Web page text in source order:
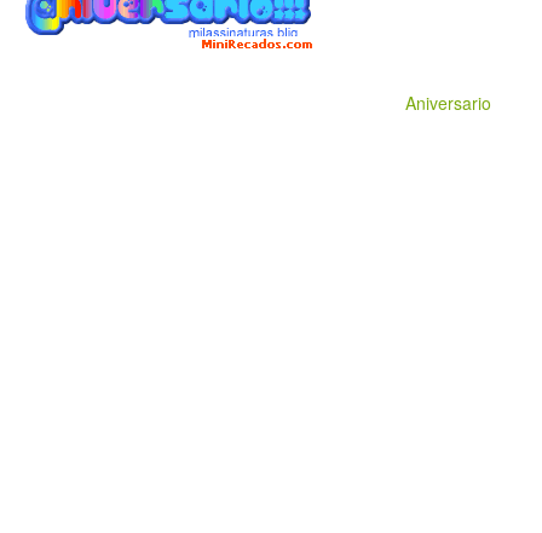
Aniversario